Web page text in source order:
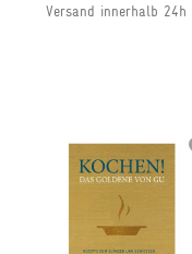
Versand innerhalb 24h